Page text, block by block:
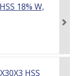
18% W,
HSS